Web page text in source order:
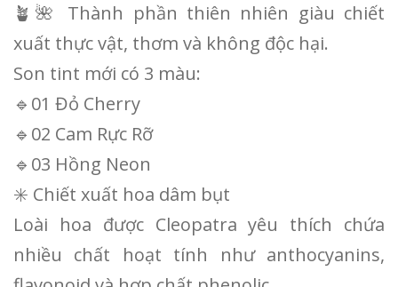
🪴🌺 Thành phần thiên nhiên giàu chiết
xuất thực vật, thơm và không độc hại.
Son tint mới có 3 màu:
🔹01 Đỏ Cherry
🔹02 Cam Rực Rỡ
🔹03 Hồng Neon
✳️ Chiết xuất hoa dâm bụt
Loài hoa được Cleopatra yêu thích chứa
nhiều chất hoạt tính như anthocyanins,